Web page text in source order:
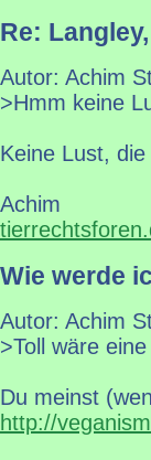
Re:
Autor: Achim
>Hmm keine
Keine Lust,
Achim
Wie werde
Autor: Achim
>Toll wäre
Du meinst
http://